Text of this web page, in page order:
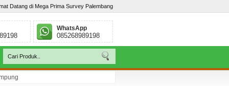
Datang di Mega Prima Survey Palembang
WhatsApp
085268989198